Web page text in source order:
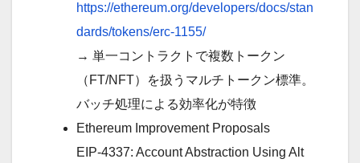
https://ethereum.org/developers/docs/stan
dards/tokens/erc-1155/
→ 単一コントラクトで複数トークン
（FT/NFT）を扱うマルチトークン標準。
バッチ処理による効率化が特徴
Ethereum Improvement Proposals
EIP-4337: Account Abstraction Using Alt